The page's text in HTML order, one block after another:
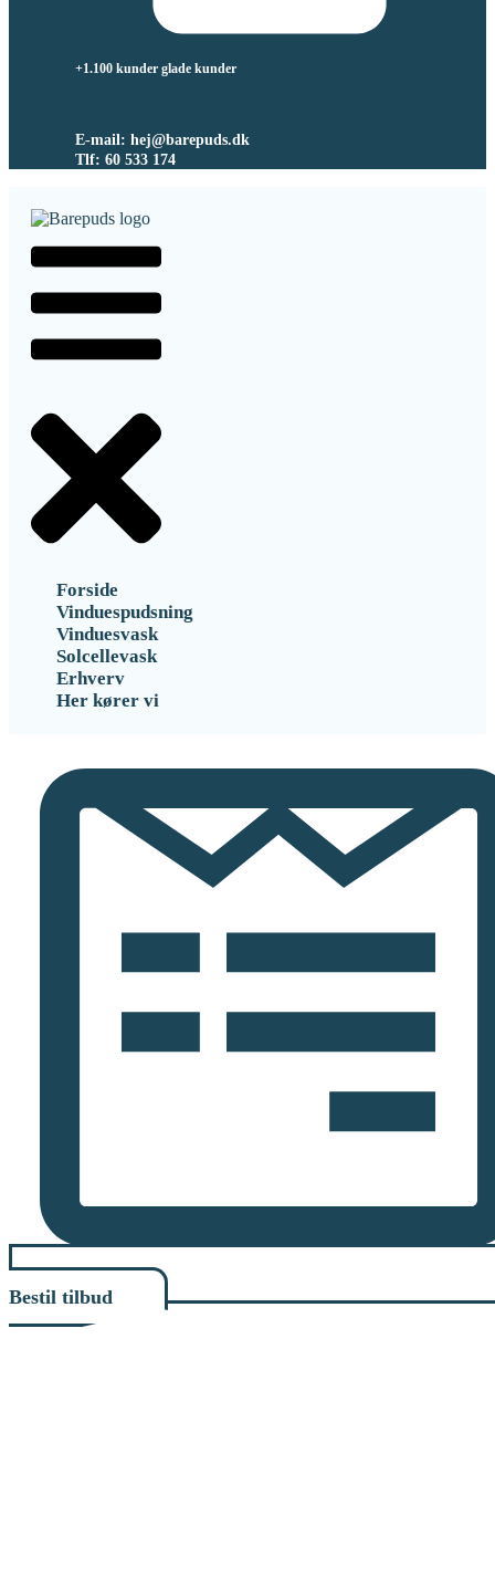
+1.100 kunder glade kunder
E-mail: hej@barepuds.dk
Tlf: 60 533 174
Forside
Vinduespudsning
Vinduesvask
Solcellevask
Erhverv
Her kører vi
Bestil tilbud